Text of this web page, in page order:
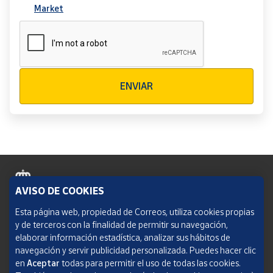
Market
ENVIAR
Política de cookies
Aviso legal
Condiciones del servicio
AVISO DE COOKIES
Esta página web, propiedad de Correos, utiliza cookies propias
y de terceros con la finalidad de permitir su navegación,
elaborar información estadística, analizar sus hábitos de
navegación y servir publicidad personalizada. Puedes hacer clic
en Aceptar todas para permitir el uso de todas las cookies.